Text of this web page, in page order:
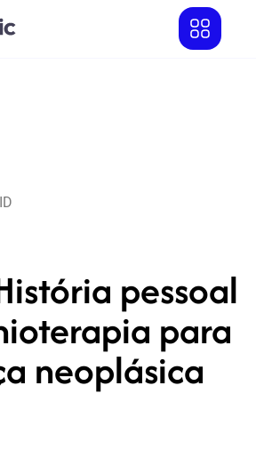
pessoal
para
neoplásica